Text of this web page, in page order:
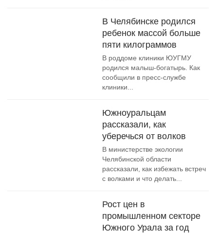
В Челябинске родился
ребенок массой больше
пяти килограммов
В роддоме клиники ЮУГМУ
родился малыш-богатырь. Как
сообщили в пресс-службе
клиники...
Южноуральцам
рассказали, как
уберечься от волков
В министерстве экологии
Челябинской области
рассказали, как избежать встреч
с волками и что делать...
Рост цен в
промышленном секторе
Южного Урала за год